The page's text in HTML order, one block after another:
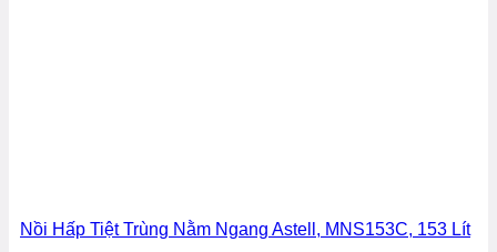
Nồi Hấp Tiệt Trùng Nằm Ngang Astell, MNS153C, 153 Lít